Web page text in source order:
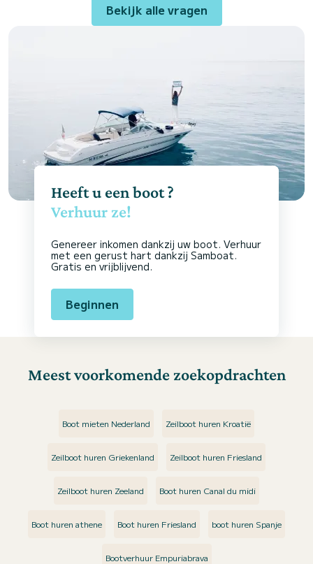
Bekijk alle vragen
Heeft u een boot ?
Verhuur ze!
Genereer inkomen dankzij uw boot. Verhuur
met een gerust hart dankzij Samboat.
Gratis en vrijblijvend.
Beginnen
Meest voorkomende zoekopdrachten
Boot mieten Nederland Zeilboot huren Kroatië
Zeilboot huren Griekenland Zeilboot huren Friesland
Zeilboot huren Zeeland Boot huren Canal du midi
Boot huren athene Boot huren Friesland boot huren Spanje
Bootverhuur Empuriabrava